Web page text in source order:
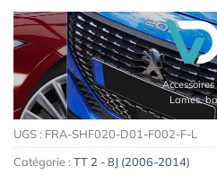
Accessoires de
Lames, bas de
UGS : FRA-SHF020-D01-F002-F-L
Catégorie : TT 2 - 8J (2006-2014)